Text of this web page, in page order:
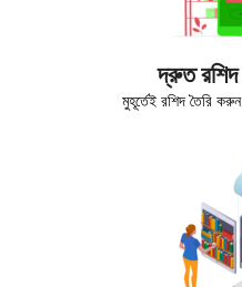
দ্রুত
মুহূর্তেই রশিদ তৈরি